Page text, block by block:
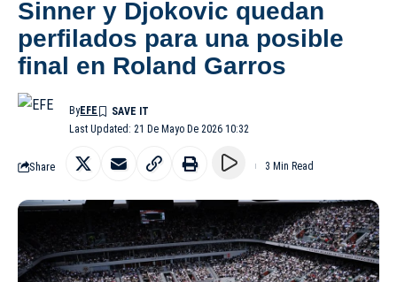
Sinner y Djokovic quedan
perfilados para una posible
final en Roland Garros
Last Updated: 21 De Mayo De 2026 10:32
ByEFE
Share 3 Min Read